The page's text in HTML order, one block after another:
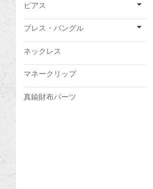
ピアス
ブレス・バングル
ネックレス
マネークリップ
真鍮財布パーツ